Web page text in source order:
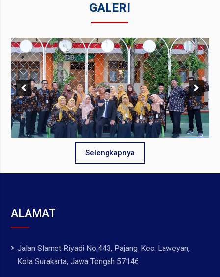
GALERI
Selengkapnya
ALAMAT
Jalan Slamet Riyadi No.443, Pajang, Kec. Laweyan,
Kota Surakarta, Jawa Tengah 57146